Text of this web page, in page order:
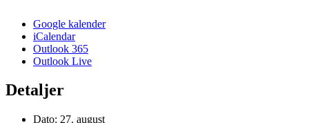
Google kalender
iCalendar
Outlook 365
Outlook Live
Detaljer
Dato: 27. august